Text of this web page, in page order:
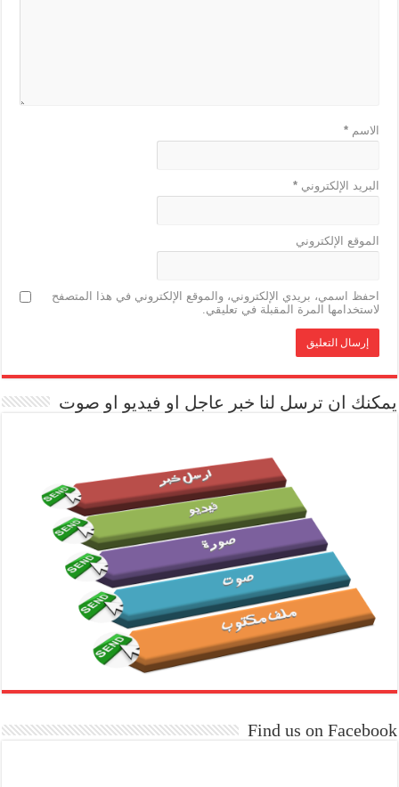
الاسم*
البريد الإلكتروني*
الموقع الإلكتروني
احفظ اسمي، بريدي الإلكتروني، والموقع الإلكتروني في هذا المتصفح
لاستخدامها المرة المقبلة في تعليقي.
يمكنك ان ترسل لنا خبر عاجل او فيديو او صوت
Find us on Facebook